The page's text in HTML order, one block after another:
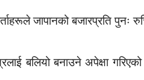
जापानको बजारप्रति
बलियो बनाउने अपेक्षा